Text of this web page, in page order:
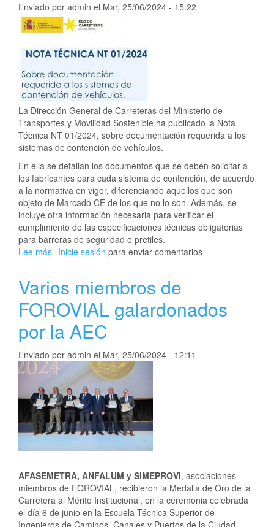
Enviado por admin el Mar, 25/06/2024 - 15:22
La Dirección General de Carreteras del Ministerio de
Transportes y Movilidad Sostenible ha publicado la Nota
Técnica NT 01/2024, sobre documentación requerida a los
sistemas de contención de vehículos.
En ella se detallan los documentos que se deben solicitar a
los fabricantes para cada sistema de contención, de acuerdo
a la normativa en vigor, diferenciando aquellos que son
objeto de Marcado CE de los que no lo son. Además, se
incluye otra información necesaria para verificar el
cumplimiento de las especificaciones técnicas obligatorias
para barreras de seguridad o pretiles.
Lee más sobre
Técnica
sistemas
de
contención
Inicie sesión para enviar comentarios
Varios miembros de
FOROVIAL galardonados
por la AEC
Enviado por admin el Mar, 25/06/2024 - 12:11
AFASEMETRA, ANFALUM y SIMEPROVI, asociaciones
miembros de FOROVIAL, recibieron la Medalla de Oro de la
Carretera al Mérito Institucional, en la ceremonia celebrada
el día 6 de junio en la Escuela Técnica Superior de
Ingenieros de Caminos, Canales y Puertos de la Ciudad